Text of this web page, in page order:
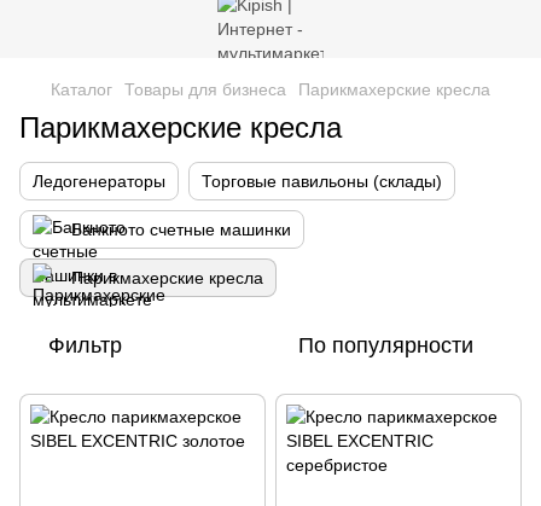
Каталог Товары для бизнеса Парикмахерские кресла
Парикмахерские кресла
Ледогенераторы Торговые павильоны (склады)
Банкното счетные машинки
Парикмахерские кресла
Фильтр По популярности